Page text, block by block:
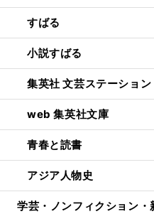
すばる
小説すばる
集英社 文芸ステーション
web 集英社文庫
青春と読書
アジア人物史
学芸・ノンフィクション・